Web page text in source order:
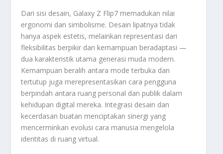
Dari sisi desain, Galaxy Z Flip7 memadukan nilai
ergonomi dan simbolisme. Desain lipatnya tidak
hanya aspek estetis, melainkan representasi dari
fleksibilitas berpikir dan kemampuan beradaptasi —
dua karakteristik utama generasi muda modern.
Kemampuan beralih antara mode terbuka dan
tertutup juga merepresentasikan cara pengguna
berpindah antara ruang personal dan publik dalam
kehidupan digital mereka. Integrasi desain dan
kecerdasan buatan menciptakan sinergi yang
mencerminkan evolusi cara manusia mengelola
identitas di ruang virtual.